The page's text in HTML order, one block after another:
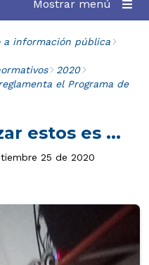
Mostrar menú
a información pública
2020
el Programa de
estos es ...
25 de 2020